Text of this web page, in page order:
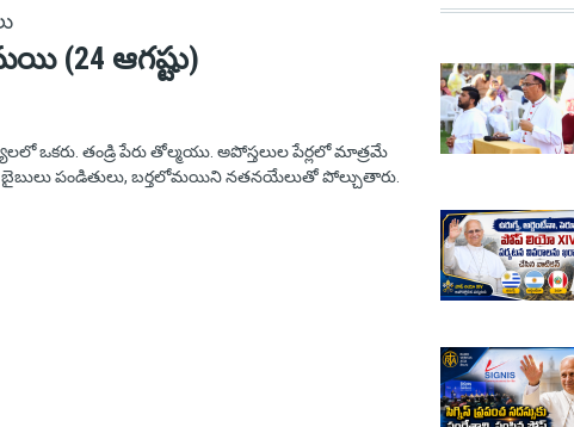
(24 ఆగష్టు)
ఒకరు. తండ్రి పేరు తోల్మయు. అపోస్తలుల పేర్లలో మాత్రమే
బైబులు పండితులు, బర్తలోమయిని నతనయేలుతో పోల్చుతారు.